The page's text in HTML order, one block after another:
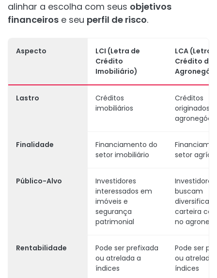
alinhar a escolha com seus objetivos
financeiros e seu perfil de risco.
Aspecto
LCI (Letra de
Crédito
Imobiliário)
LCA (Letra
Crédito do
Lastro
Créditos
imobiliários
Créditos
originados
Finalidade
Financiamento do
setor imobiliário
setor
Público-Alvo
Investidores
interessados em
imóveis e
segurança
patrimonial
buscam
diversificar
carteira
no
Rentabilidade
Pode ser prefixada
ou atrelada a
índices
Pode ser
ou atrelada
índices